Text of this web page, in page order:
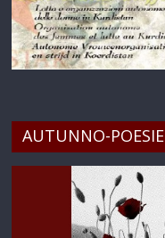
AUTUNNO-POESIE